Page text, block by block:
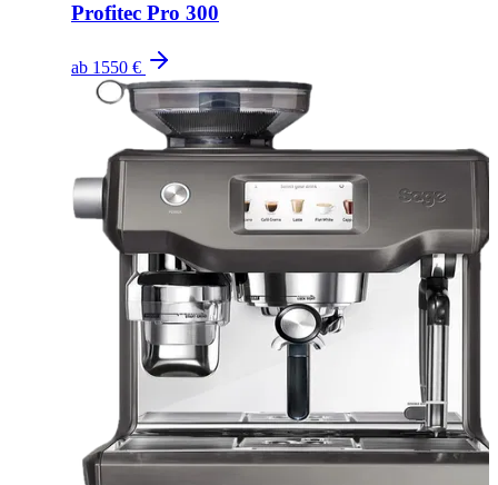
Profitec Pro 300
ab 1550 €